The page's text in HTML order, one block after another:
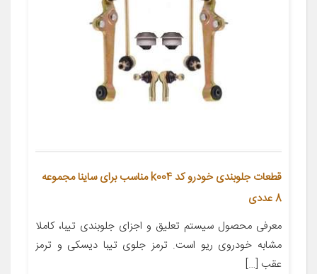
قطعات جلوبندی خودرو کد k004 مناسب برای ساینا مجموعه
8 عددی
معرفی محصول سیستم تعلیق و اجزای جلوبندی تیبا، کاملا
مشابه خودروی ریو است. ترمز جلوی تیبا دیسکی و ترمز
عقب […]